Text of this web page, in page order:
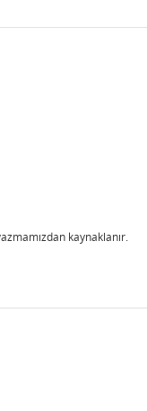
kaynaklanır.